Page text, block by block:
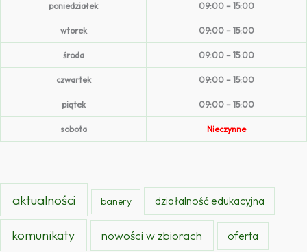
poniedziałek 09:00 – 15:00
wtorek 09:00 – 15:00
środa 09:00 – 15:00
czwartek 09:00 – 15:00
piątek 09:00 – 15:00
sobota Nieczynne
aktualności banery działalność edukacyjna
komunikaty nowości w zbiorach oferta